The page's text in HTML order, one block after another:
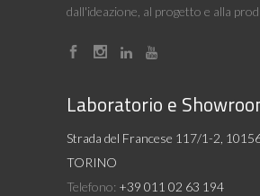
dall'ideazione, al progetto e alla
Laboratorio e
Strada del Francese 117/1-2,
TORINO
Telefono: +39 011 02 63 194